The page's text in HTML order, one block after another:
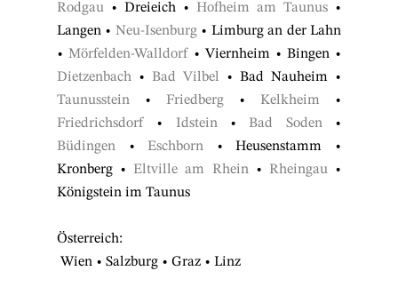
Rodgau • Dreieich • Hofheim am Taunus •
Langen • Neu-Isenburg• Limburg an der Lahn
• Mörfelden-Walldorf • Viernheim • Bingen •
Dietzenbach • Bad Vilbel • Bad Nauheim •
Taunusstein • Friedberg • Kelkheim •
Friedrichsdorf • Idstein•Bad Soden•
Büdingen •Eschborn •Heusenstamm •
Kronberg •Eltville am Rhein• Rheingau•
Königstein im Taunus
Österreich:
Wien • Salzburg • Graz • Linz